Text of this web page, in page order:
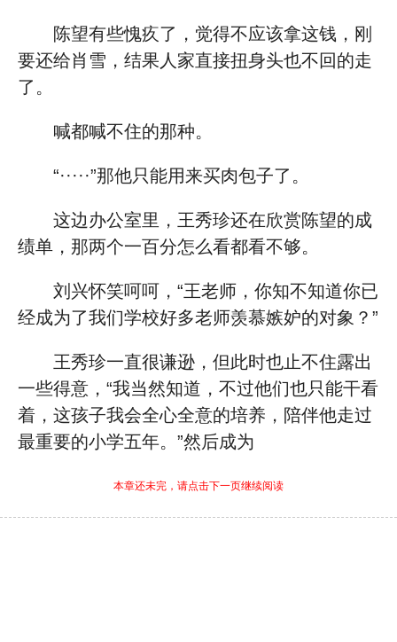
陈望有些愧疚了，觉得不应该拿这钱，刚
要还给肖雪，结果人家直接扭身头也不回的走
了。
喊都喊不住的那种。
“·····”那他只能用来买肉包子了。
这边办公室里，王秀珍还在欣赏陈望的成
绩单，那两个一百分怎么看都看不够。
刘兴怀笑呵呵，“王老师，你知不知道你已
经成为了我们学校好多老师羡慕嫉妒的对象？”
王秀珍一直很谦逊，但此时也止不住露出
一些得意，“我当然知道，不过他们也只能干看
着，这孩子我会全心全意的培养，陪伴他走过
最重要的小学五年。”然后成为
本章还未完，请点击下一页继续阅读